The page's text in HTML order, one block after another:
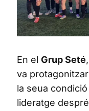
En el Grup Seté
va
la seua
lideratge